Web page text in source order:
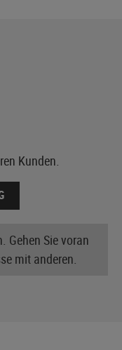
Kunden.
Gehen Sie voran
mit anderen.